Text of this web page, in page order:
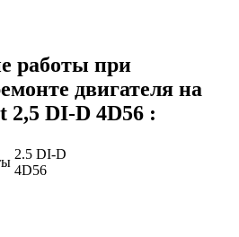
работы при
двигателя на
2,5 DI-D 4D56 :
2.5 DI-D
4D56